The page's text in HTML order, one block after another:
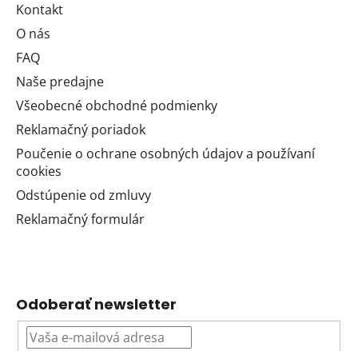
Kontakt
O nás
FAQ
Naše predajne
Všeobecné obchodné podmienky
Reklamačný poriadok
Poučenie o ochrane osobných údajov a používaní
cookies
Odstúpenie od zmluvy
Reklamačný formulár
Odoberať newsletter